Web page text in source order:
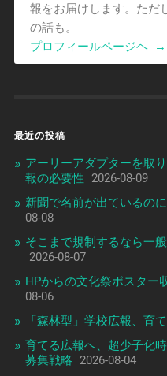
報をお届けします。ただ
の話も。
プロフィールページヘ
→
最近の投稿
アーリーアダプターを取
報の必要性
2026-08-09
新聞で名前が出ているの
08-08
そこまで規制するなら一
2026-08-07
HPからの文化祭ポスター
08-06
「森林型」学校広報、育
育てる広報へ、超少子化
募集戦略
2026-08-04